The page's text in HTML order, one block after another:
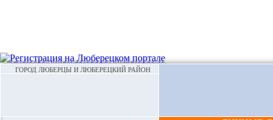
ГОРОД ЛЮБЕРЦЫ И ЛЮБЕРЕЦКИЙ РАЙОН